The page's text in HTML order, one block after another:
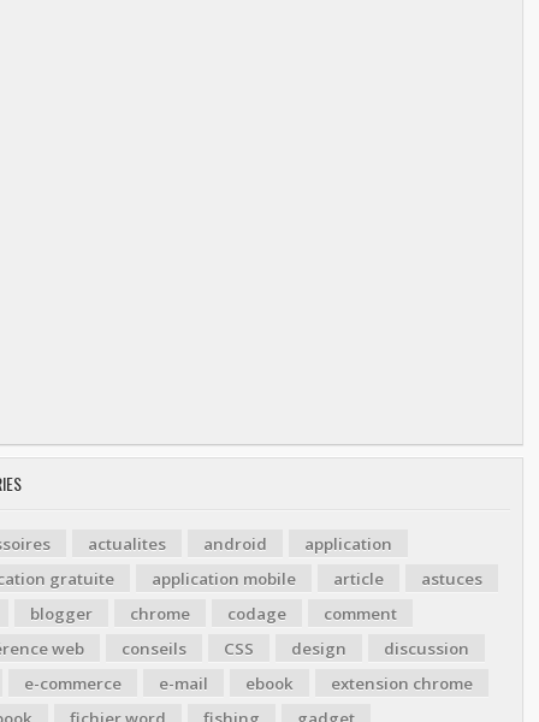
actualites android
application
gratuite
application mobile article
astuces
blogger
chrome codage
comment
web
conseils CSS design
discussion
e-commerce
e-mail ebook
extension chrome